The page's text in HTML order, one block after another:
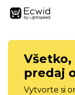
predaj
Vytvorte si